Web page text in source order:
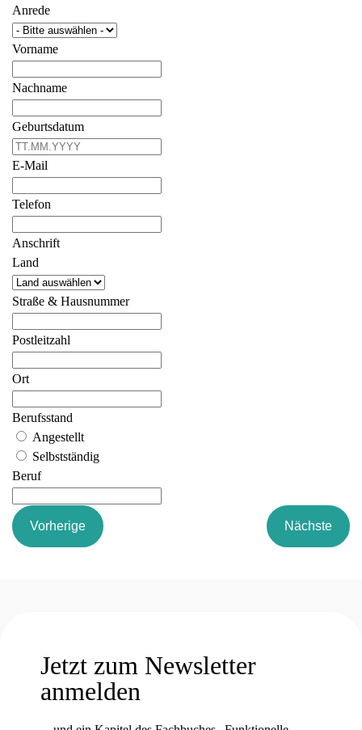
Anrede
Vorname
Nachname
Geburtsdatum
E-Mail
Telefon
Anschrift
Land
Straße & Hausnummer
Postleitzahl
Ort
Berufsstand
Angestellt
Selbstständig
Beruf
Vorherige Nächste
Jetzt zum Newsletter
anmelden